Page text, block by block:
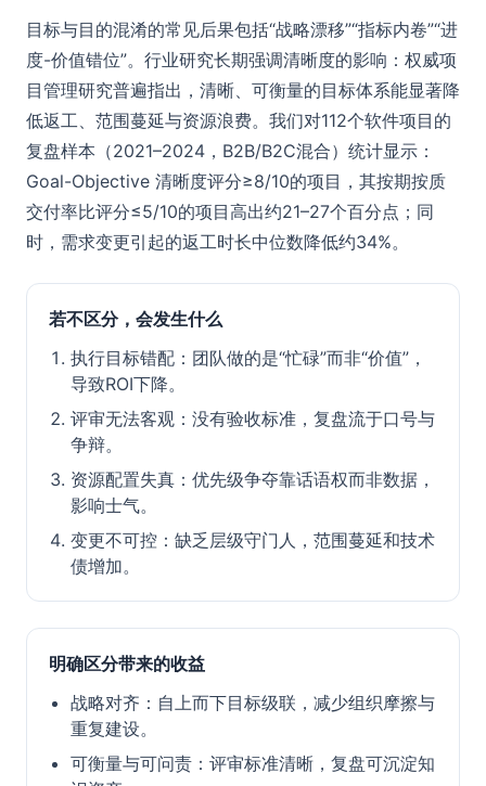
目标与目的混淆的常见后果包括“战略漂移”“指标内卷”“进
度-价值错位”。行业研究长期强调清晰度的影响：权威项
目管理研究普遍指出，清晰、可衡量的目标体系能显著降
低返工、范围蔓延与资源浪费。我们对112个软件项目的
复盘样本（2021–2024，B2B/B2C混合）统计显示：
Goal-Objective 清晰度评分≥8/10的项目，其按期按质
交付率比评分≤5/10的项目高出约21–27个百分点；同
时，需求变更引起的返工时长中位数降低约34%。
若不区分，会发生什么
执行目标错配：团队做的是“忙碌”而非“价值”，
导致ROI下降。
评审无法客观：没有验收标准，复盘流于口号与
争辩。
资源配置失真：优先级争夺靠话语权而非数据，
影响士气。
变更不可控：缺乏层级守门人，范围蔓延和技术
债增加。
明确区分带来的收益
战略对齐：自上而下目标级联，减少组织摩擦与
重复建设。
可衡量与可问责：评审标准清晰，复盘可沉淀知